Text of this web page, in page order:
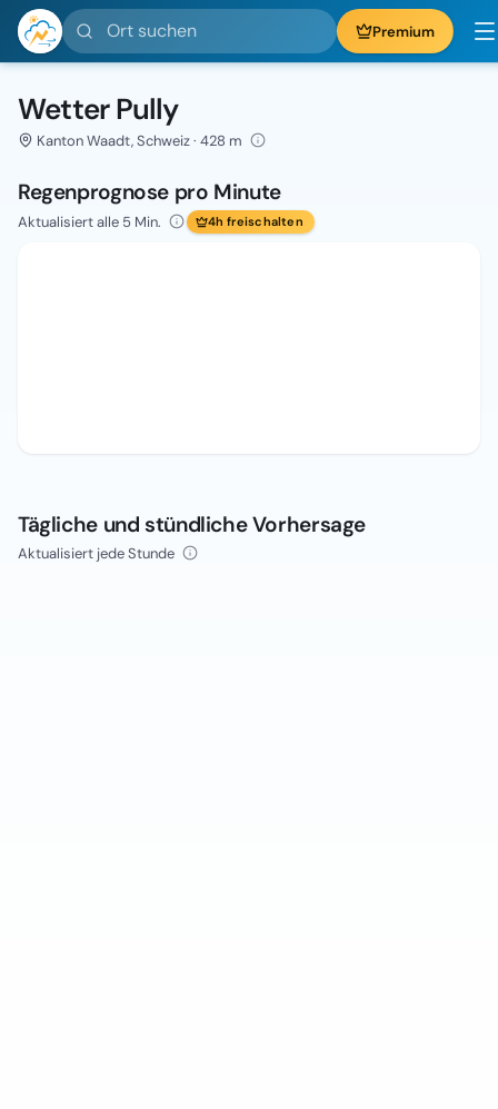
Ort suchen Premium
Wetter Pully
Kanton Waadt, Schweiz · 428 m
Regenprognose pro Minute
Aktualisiert alle 5 Min. 4h freischalten
Tägliche und stündliche Vorhersage
Aktualisiert jede Stunde